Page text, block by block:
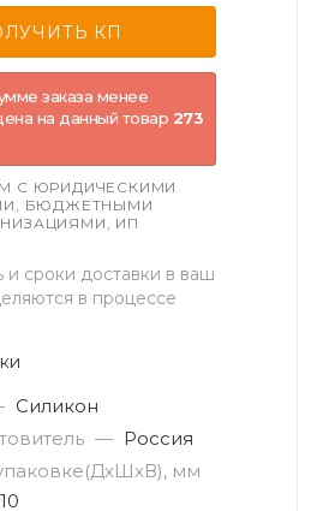
заказа менее
на данный товар 273
С ЮРИДИЧЕСКИМИ
БЮДЖЕТНЫМИ
ИП
и сроки доставки в ваш
в процессе
Силикон
— Россия
мм